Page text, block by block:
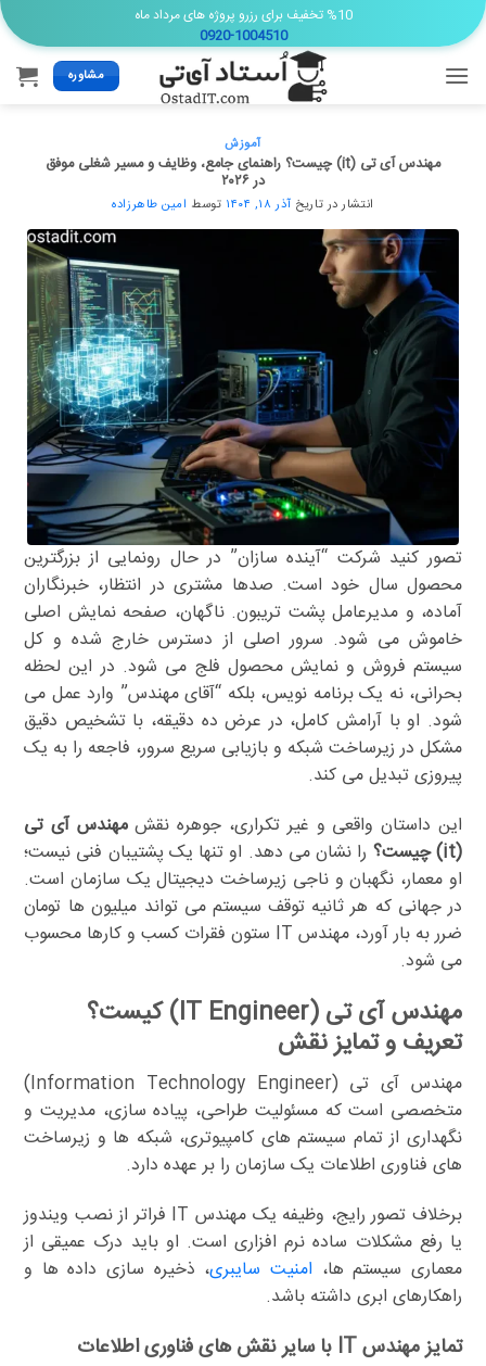
Skip
to
content
%10 تخفیف برای رزرو پروژه های مرداد ماه
0920-1004510
مشاوره
آموزش
مهندس آی تی (it) چیست؟ راهنمای جامع، وظایف و مسیر شغلی موفق
در ۲۰۲۶
انتشار در تاریخ آذر ۱۸, ۱۴۰۴ توسط امین طاهرزاده
تصور کنید شرکت “آینده سازان” در حال رونمایی از بزرگترین
محصول سال خود است. صدها مشتری در انتظار، خبرنگاران
آماده، و مدیرعامل پشت تریبون. ناگهان، صفحه نمایش اصلی
خاموش می شود. سرور اصلی از دسترس خارج شده و کل
سیستم فروش و نمایش محصول فلج می شود. در این لحظه
بحرانی، نه یک برنامه نویس، بلکه “آقای مهندس” وارد عمل می
شود. او با آرامش کامل، در عرض ده دقیقه، با تشخیص دقیق
مشکل در زیرساخت شبکه و بازیابی سریع سرور، فاجعه را به یک
پیروزی تبدیل می کند.
این داستان واقعی و غیر تکراری، جوهره نقشمهندس آی تی
(it) چیست؟
را نشان می دهد. او تنها یک پشتیبان فنی نیست؛
او معمار، نگهبان و ناجی زیرساخت دیجیتال یک سازمان است.
در جهانی که هر ثانیه توقف سیستم می تواند میلیون ها تومان
ضرر به بار آورد، مهندس IT ستون فقرات کسب و کارها محسوب
می شود.
مهندس آی تی (IT Engineer) کیست؟
تعریف و تمایز نقش
مهندس آی تی (Information Technology Engineer)
متخصصی است که مسئولیت طراحی، پیاده سازی، مدیریت و
نگهداری از تمام سیستم های کامپیوتری، شبکه ها و زیرساخت
های فناوری اطلاعات یک سازمان را بر عهده دارد.
برخلاف تصور رایج، وظیفه یک مهندس IT فراتر از نصب ویندوز
یا رفع مشکلات ساده نرم افزاری است. او باید درک عمیقی از
معماری سیستم ها، امنیت سایبری، ذخیره سازی داده ها و
راهکارهای ابری داشته باشد.
تمایز مهندس IT با سایر نقش های فناوری اطلاعات